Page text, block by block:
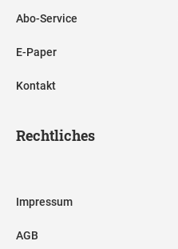
Abo-Service
E-Paper
Kontakt
Rechtliches
Impressum
AGB